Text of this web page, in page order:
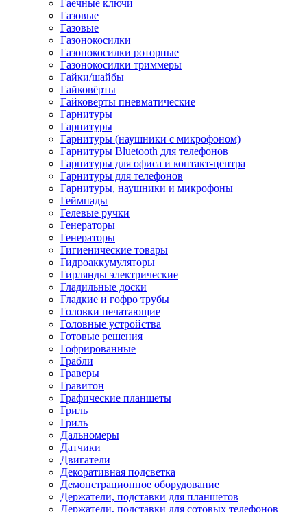
Гаечные ключи
Газовые
Газовые
Газонокосилки
Газонокосилки роторные
Газонокосилки триммеры
Гайки/шайбы
Гайковёрты
Гайковерты пневматические
Гарнитуры
Гарнитуры
Гарнитуры (наушники с микрофоном)
Гарнитуры Bluetooth для телефонов
Гарнитуры для офиса и контакт-центра
Гарнитуры для телефонов
Гарнитуры, наушники и микрофоны
Геймпады
Гелевые ручки
Генераторы
Генераторы
Гигиенические товары
Гидроаккумуляторы
Гирлянды электрические
Гладильные доски
Гладкие и гофро трубы
Головки печатающие
Головные устройства
Готовые решения
Гофрированные
Грабли
Граверы
Гравитон
Графические планшеты
Гриль
Гриль
Дальномеры
Датчики
Двигатели
Декоративная подсветка
Демонстрационное оборудование
Держатели, подставки для планшетов
Держатели, подставки для сотовых телефонов